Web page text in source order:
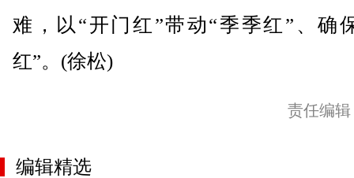
难，以“开门红”带动“季季红”、确
红”。(徐松)
责任编
编辑精选